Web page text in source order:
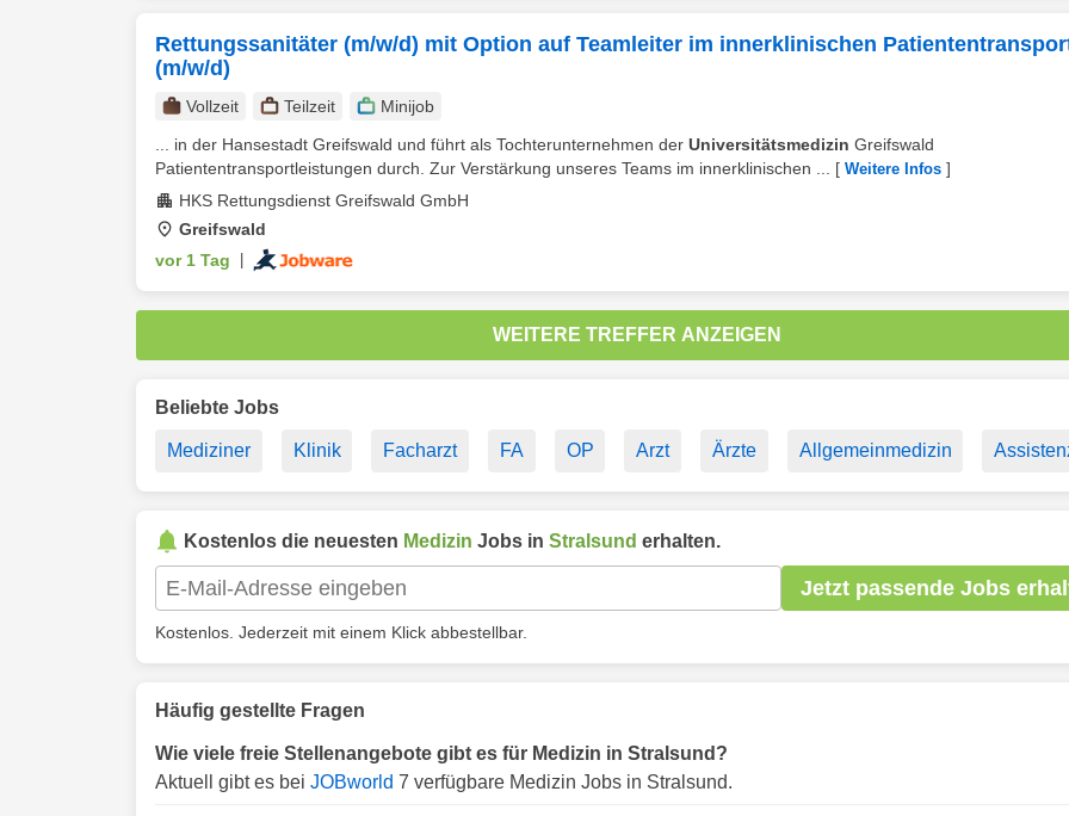
Rettungssanitäter (m/w/d) mit Option auf Teamleiter im innerklinischen
(m/w/d)
Vollzeit Teilzeit
Minijob
... in der Hansestadt Greifswald und führt als Tochterunternehmen der Universitätsmedizin Greifswald
Patiententransportleistungen durch. Zur Verstärkung unseres Teams im innerklinischen ...
[ Weitere Infos ]
HKS Rettungsdienst Greifswald GmbH
Greifswald
vor 1 Tag
WEITERE TREFFER ANZEIGEN
Beliebte Jobs
Mediziner Klinik Facharzt FA OP Arzt Ärzte Allgemeinmedizin
Kostenlos die neuesten Medizin Jobs in Stralsund erhalten.
Jetzt passende Jobs
Kostenlos. Jederzeit mit einem Klick abbestellbar.
Häufig gestellte Fragen
Wie viele freie Stellenangebote gibt es für Medizin in Stralsund?
Aktuell gibt es bei JOBworld 7 verfügbare Medizin Jobs in Stralsund.